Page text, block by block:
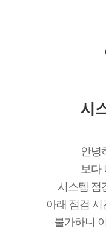
시
안녕
보다
시스템 점
아래 점검 시
불가하니